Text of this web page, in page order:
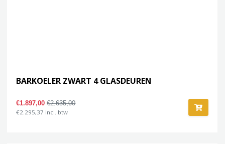
BARKOELER ZWART 4 GLASDEUREN
€1.897,00€2.635,00
€2.295,37 incl. btw